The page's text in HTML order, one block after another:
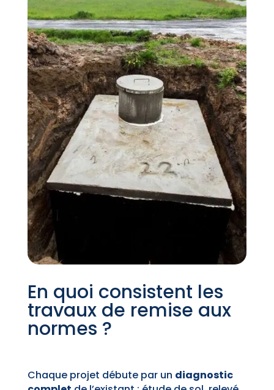
En quoi consistent les
travaux de remise aux
normes ?
Chaque projet débute par un diagnostic